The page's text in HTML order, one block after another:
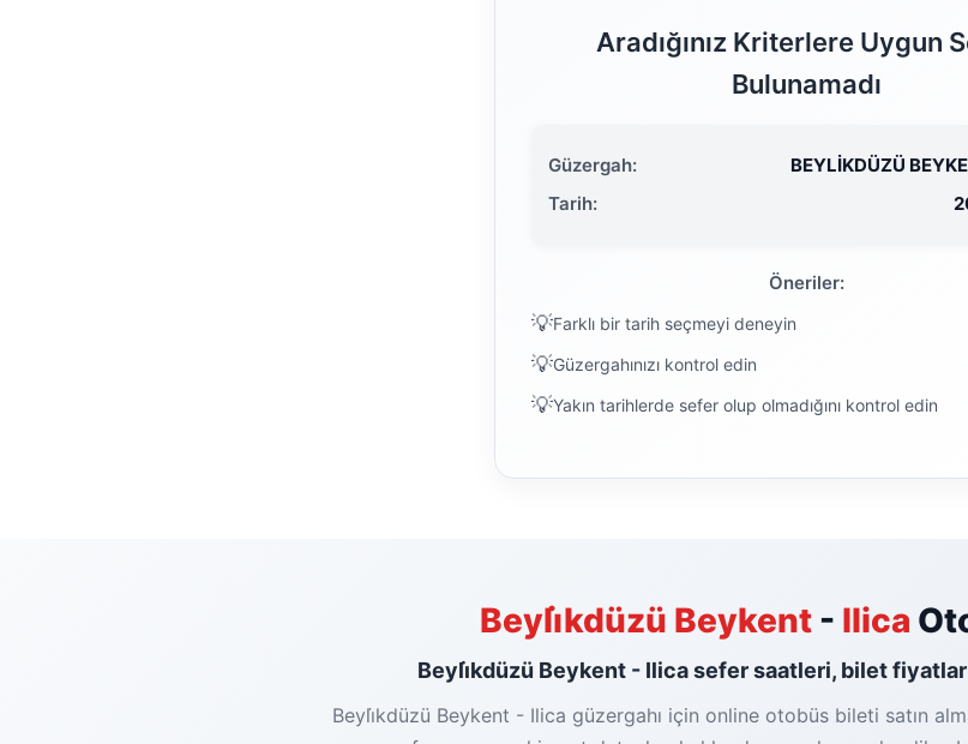
Aradığınız Kriterlere Uygun
Bulunamadı
Güzergah:
BEYLİKDÜZÜ
Tarih:
Öneriler:
Farklı bir tarih seçmeyi deneyin
Güzergahınızı kontrol edin
Yakın tarihlerde sefer olup olmadığını kontrol edin
Beyli̇kdüzü Beykent - Ilica
Beyli̇kdüzü Beykent - Ilica sefer saatleri, bilet
Beyli̇kdüzü Beykent - Ilica güzergahı için online otobüs bileti satın